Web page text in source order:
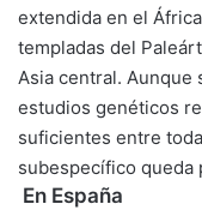
extendida en el
templadas del
Asia central. Aunque
estudios genéticos
suficientes entre
subespecífico queda
En España